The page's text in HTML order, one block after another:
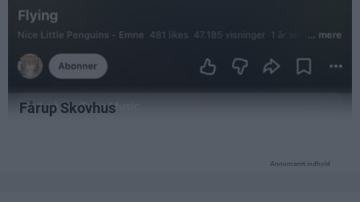
Annonceret indhold